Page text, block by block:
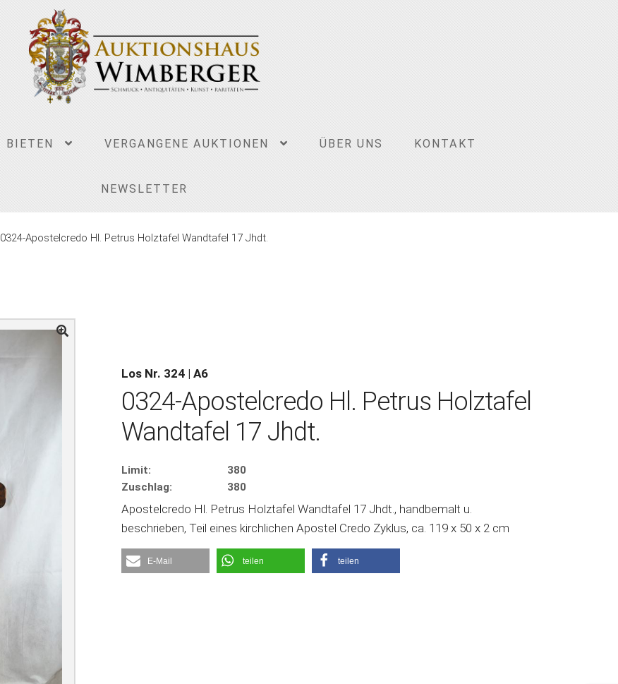
BIETEN VERGANGENE AUKTIONEN ÜBER UNS KONTAKT
NEWSLETTER
0324-Apostelcredo Hl. Petrus Holztafel Wandtafel 17 Jhdt.
Los Nr. 324 | A6
0324-Apostelcredo Hl. Petrus Holztafel
Wandtafel 17 Jhdt.
Limit:
380
Zuschlag:
380
Apostelcredo Hl. Petrus Holztafel Wandtafel 17 Jhdt., handbemalt u.
beschrieben, Teil eines kirchlichen Apostel Credo Zyklus, ca. 119 x 50 x 2 cm
E-Mail teilen teilen